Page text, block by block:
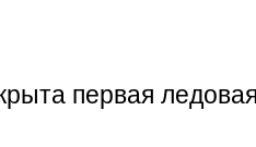
первая